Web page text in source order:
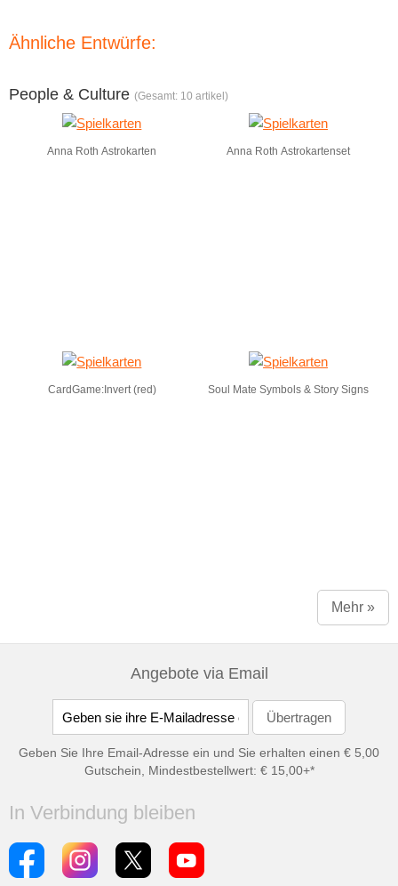
Ähnliche Entwürfe:
People & Culture (Gesamt: 10 artikel)
Anna Roth Astrokarten Anna Roth Astrokartenset
CardGame:Invert (red) Soul Mate Symbols & Story Signs
Mehr »
Angebote via Email
Geben Sie Ihre Email-Adresse ein und Sie erhalten einen € 5,00
Gutschein, Mindestbestellwert: € 15,00+*
In Verbindung bleiben